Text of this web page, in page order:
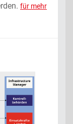
für mehr